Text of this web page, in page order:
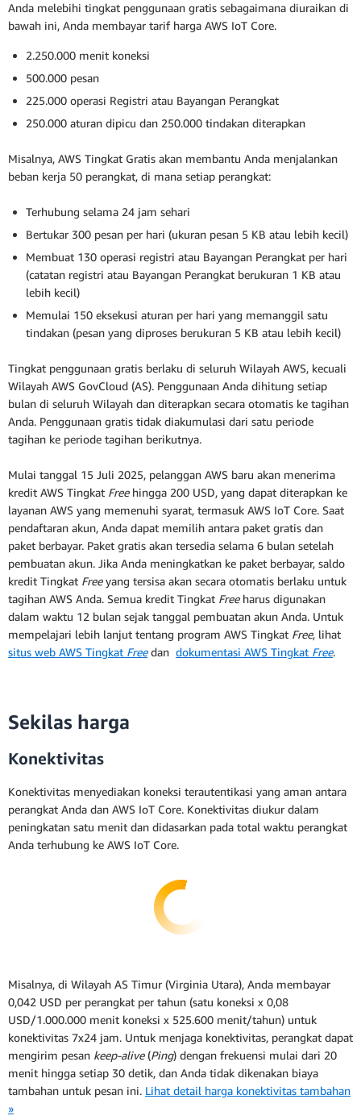
Anda melebihi tingkat penggunaan gratis sebagaimana diuraikan di
bawah ini, Anda membayar tarif harga AWS IoT Core.
2.250.000 menit koneksi
500.000 pesan
225.000 operasi Registri atau Bayangan Perangkat
250.000 aturan dipicu dan 250.000 tindakan diterapkan
Misalnya, AWS Tingkat Gratis akan membantu Anda menjalankan
beban kerja 50 perangkat, di mana setiap perangkat:
Terhubung selama 24 jam sehari
Bertukar 300 pesan per hari (ukuran pesan 5 KB atau lebih kecil)
Membuat 130 operasi registri atau Bayangan Perangkat per hari
(catatan registri atau Bayangan Perangkat berukuran 1 KB atau
lebih kecil)
Memulai 150 eksekusi aturan per hari yang memanggil satu
tindakan (pesan yang diproses berukuran 5 KB atau lebih kecil)
Tingkat penggunaan gratis berlaku di seluruh Wilayah AWS, kecuali
Wilayah AWS GovCloud (AS). Penggunaan Anda dihitung setiap
bulan di seluruh Wilayah dan diterapkan secara otomatis ke tagihan
Anda. Penggunaan gratis tidak diakumulasi dari satu periode
tagihan ke periode tagihan berikutnya.
Mulai tanggal 15 Juli 2025, pelanggan AWS baru akan menerima
kredit AWS Tingkat Freehingga 200 USD, yang dapat diterapkan ke
layanan AWS yang memenuhi syarat, termasuk AWS IoT Core. Saat
pendaftaran akun, Anda dapat memilih antara paket gratis dan
paket berbayar. Paket gratis akan tersedia selama 6 bulan setelah
pembuatan akun. Jika Anda meningkatkan ke paket berbayar, saldo
kredit Tingkat Freeyang tersisa akan secara otomatis berlaku untuk
tagihan AWS Anda. Semua kredit Tingkat Freeharus digunakan
dalam waktu 12 bulan sejak tanggal pembuatan akun Anda. Untuk
mempelajari lebih lanjut tentang program AWS Tingkat Free, lihat
situs web AWS Tingkat Freedan dokumentasi AWS Tingkat Free.
Sekilas harga
Konektivitas
Konektivitas menyediakan koneksi terautentikasi yang aman antara
perangkat Anda dan AWS IoT Core. Konektivitas diukur dalam
peningkatan satu menit dan didasarkan pada total waktu perangkat
Anda terhubung ke AWS IoT Core.
Misalnya, di Wilayah AS Timur (Virginia Utara), Anda membayar
0,042 USD per perangkat per tahun (satu koneksi x 0,08
USD/1.000.000 menit koneksi x 525.600 menit/tahun) untuk
konektivitas 7x24 jam. Untuk menjaga konektivitas, perangkat dapat
mengirim pesan keep-alive(Ping) dengan frekuensi mulai dari 20
menit hingga setiap 30 detik, dan Anda tidak dikenakan biaya
tambahan untuk pesan ini. Lihat detail harga konektivitas tambahan
»